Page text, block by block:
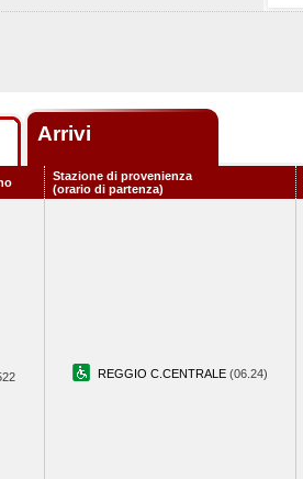
Arrivi
Stazione di provenienza
(orario di partenza)
REGGIO C.CENTRALE (06.24)